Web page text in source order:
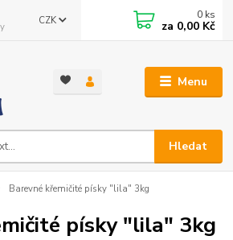
Menu
CZK
Hledat
0 ks
za 0,00 Kč
Barevné křemičité písky "lila" 3kg
písky "lila" 3kg